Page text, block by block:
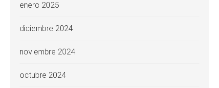
enero 2025
diciembre 2024
noviembre 2024
octubre 2024